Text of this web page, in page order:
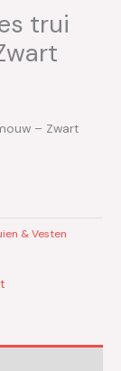
trui
– Zwart
& Vesten